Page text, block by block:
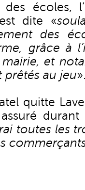
écoles,
dite «
des
grâce à
et
prêtés au jeu
quitte
assuré
toutes les